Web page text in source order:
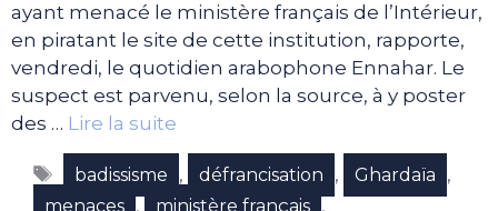
ayant menacé le ministère français de l’Intérieur,
en piratant le site de cette institution, rapporte,
vendredi, le quotidien arabophone Ennahar. Le
suspect est parvenu, selon la source, à y poster
des … Lire la suite
Étiquettes
badissisme , défrancisation , Ghardaïa ,
menaces , ministère français ,